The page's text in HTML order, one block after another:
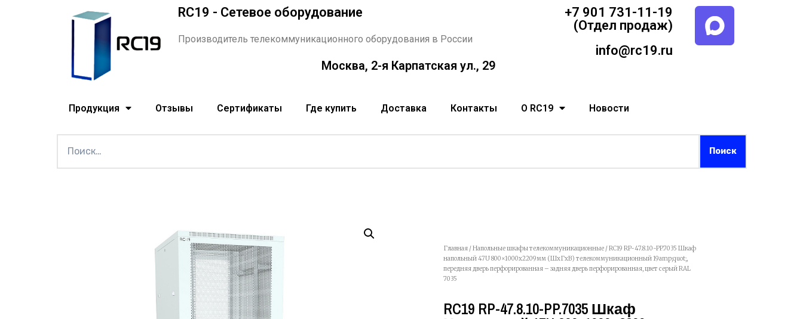
RC19 - Сетевое оборудование
Производитель телекоммуникационного оборудования в России
Москва, 2-я Карпатская ул., 29
+7 901 731-11-19
(Отдел продаж)
info@rc19.ru
Продукция Отзывы Сертификаты Где купить Доставка Контакты О RC19 Новости
Главная /Напольные шкафы телекоммуникационные / RC19 RP-47.8.10-PP.7035 Шкаф
напольный 47U 800×1000х2209мм (ШхГхВ) телекоммуникационный 19amp;quot;,
передняя дверь перфорированная – задняя дверь перфорированная, цвет серый RAL
7035
RC19 RP-47.8.10-PP.7035 Шкаф